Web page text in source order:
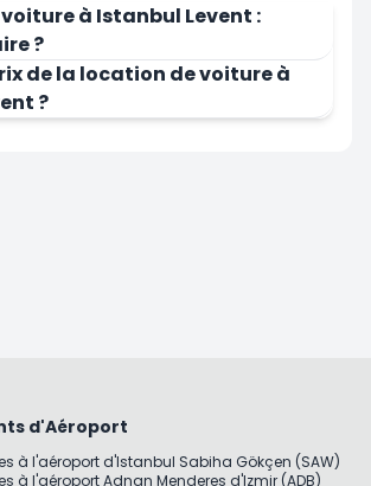
à Istanbul Levent :
?
de la location de voiture à
?
d'Aéroport
à l'aéroport d'Istanbul Sabiha Gökçen (SAW)
à l'aéroport Adnan Menderes d'Izmir (ADB)